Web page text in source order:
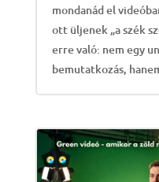
mondanád el
ott üljenek „a szék
erre való: nem egy
bemutatkozás,